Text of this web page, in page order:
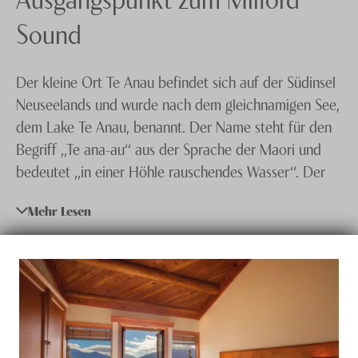
Marlborough
Marlborough Sounds
Martinborough
Matauri Bay
Queenstown
Rotorua
Taupo
Impressum
Jobs
Sound
Der kleine Ort Te Anau befindet sich auf der Südinsel
Neuseelands und wurde nach dem gleichnamigen See,
dem Lake Te Anau, benannt. Der Name steht für den
Begriff „Te ana-au“ aus der Sprache der Maori und
bedeutet „in einer Höhle rauschendes Wasser“. Der
Nationalpark. Hauptziel der Gäste ist der Milford
Sound Fjord, eine der bekanntesten
Touristenattraktionen Neuseelands.
In Te Anau beginnen und enden auch mehrere
Wanderwegewie der Kepler Track und per Boot
Mehr Lesen